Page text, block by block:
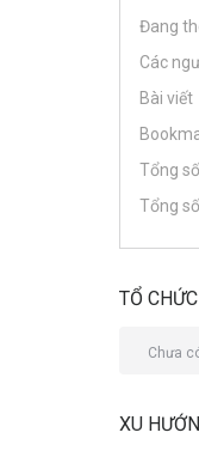
Đang
Các
Bài viết
Tổng
Tổng
TỔ CHỨC
Chưa
XU